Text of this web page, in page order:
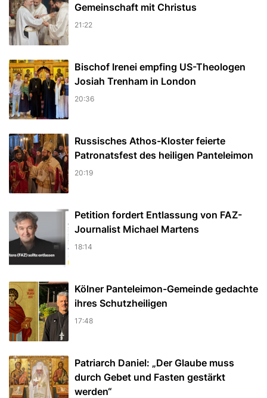
Gemeinschaft mit Christus
21:22
Bischof Irenei empfing US-Theologen
Josiah Trenham in London
20:36
Russisches Athos-Kloster feierte
Patronatsfest des heiligen Panteleimon
20:19
Petition fordert Entlassung von FAZ-
Journalist Michael Martens
18:14
Kölner Panteleimon-Gemeinde gedachte
ihres Schutzheiligen
17:48
Patriarch Daniel: „Der Glaube muss
durch Gebet und Fasten gestärkt
werden“